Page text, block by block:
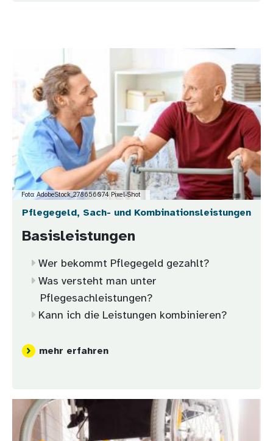
Foto: AdobeStock_278656074 Pixel-Shot
Pflegegeld, Sach- und Kombinationsleistungen
Basisleistungen
Wer bekommt Pflegegeld gezahlt?
Was versteht man unter
Pflegesachleistungen?
Kann ich die Leistungen kombinieren?
mehr erfahren
Bild